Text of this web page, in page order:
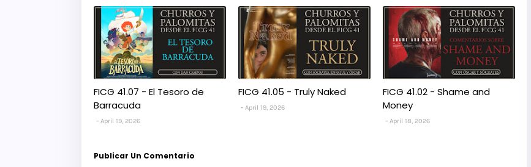
FICG 41.07 - El Tesoro de
Barracuda
April 19, 2026
FICG 41.05 - Truly Naked
April 19, 2026
FICG 41.02 - Shame and
Money
April 18, 2026
Publicar Un Comentario